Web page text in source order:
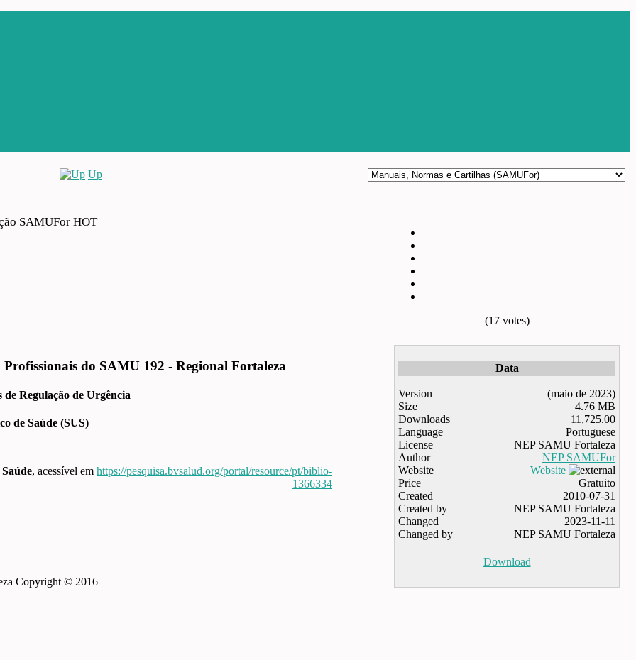
Up
SAMUFor HOT
(17 votes)
do SAMU 192 - Regional Fortaleza
Regulação de Urgência
de Saúde (SUS)
, acessível em https://pesquisa.bvsalud.org/portal/resource/pt/biblio-
1366334
Copyright © 2016
Data
Version
(maio de 2023)
Size
4.76 MB
Downloads
11,725.00
Language
Portuguese
License
NEP SAMU Fortaleza
Author
NEP SAMUFor
Website
Website
Price
Gratuito
Created
2010-07-31
Created by
NEP SAMU Fortaleza
Changed
2023-11-11
Changed by
NEP SAMU Fortaleza
Download